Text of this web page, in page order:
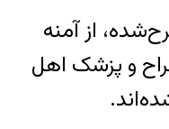
از آمنه
و پزشک اهل